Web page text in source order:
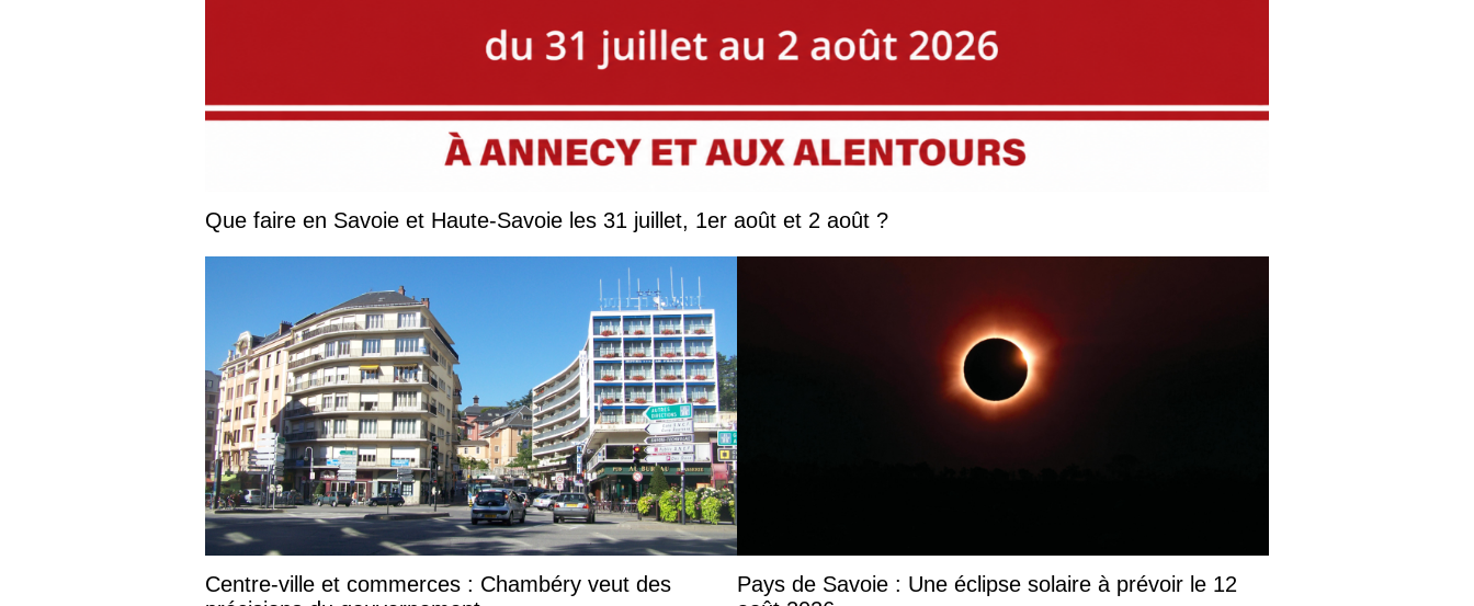
Que faire en Savoie et Haute-Savoie les 31 juillet, 1er août et 2 août ?
Centre-ville et commerces : Chambéry veut des
Pays de Savoie : Une éclipse solaire à prévoir le 12